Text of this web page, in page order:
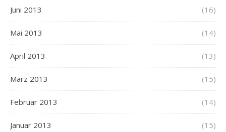
Juni 2013 (16)
Mai 2013 (14)
April 2013 (13)
März 2013 (15)
Februar 2013 (14)
Januar 2013 (15)